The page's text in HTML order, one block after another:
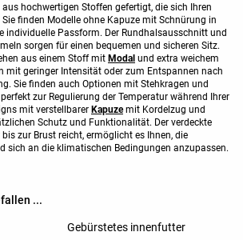
aus hochwertigen Stoffen gefertigt, die sich Ihren
finden Modelle ohne Kapuze mit Schnürung in
individuelle Passform. Der Rundhalsausschnitt und
sorgen für einen bequemen und sicheren Sitz.
aus einem Stoff mit Modal und extra weichem
mit geringer Intensität oder zum Entspannen nach
Sie finden auch Optionen mit Stehkragen und
perfekt zur Regulierung der Temperatur während Ihrer
mit verstellbarer Kapuzemit Kordelzug und
Schutz und Funktionalität. Der verdeckte
zur Brust reicht, ermöglicht es Ihnen, die
sich an die klimatischen Bedingungen anzupassen.
...
Gebürstetes innenfutter